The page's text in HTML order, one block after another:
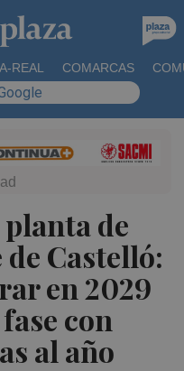
REAL COMARCAS
de
Castelló:
en 2029
con
al año